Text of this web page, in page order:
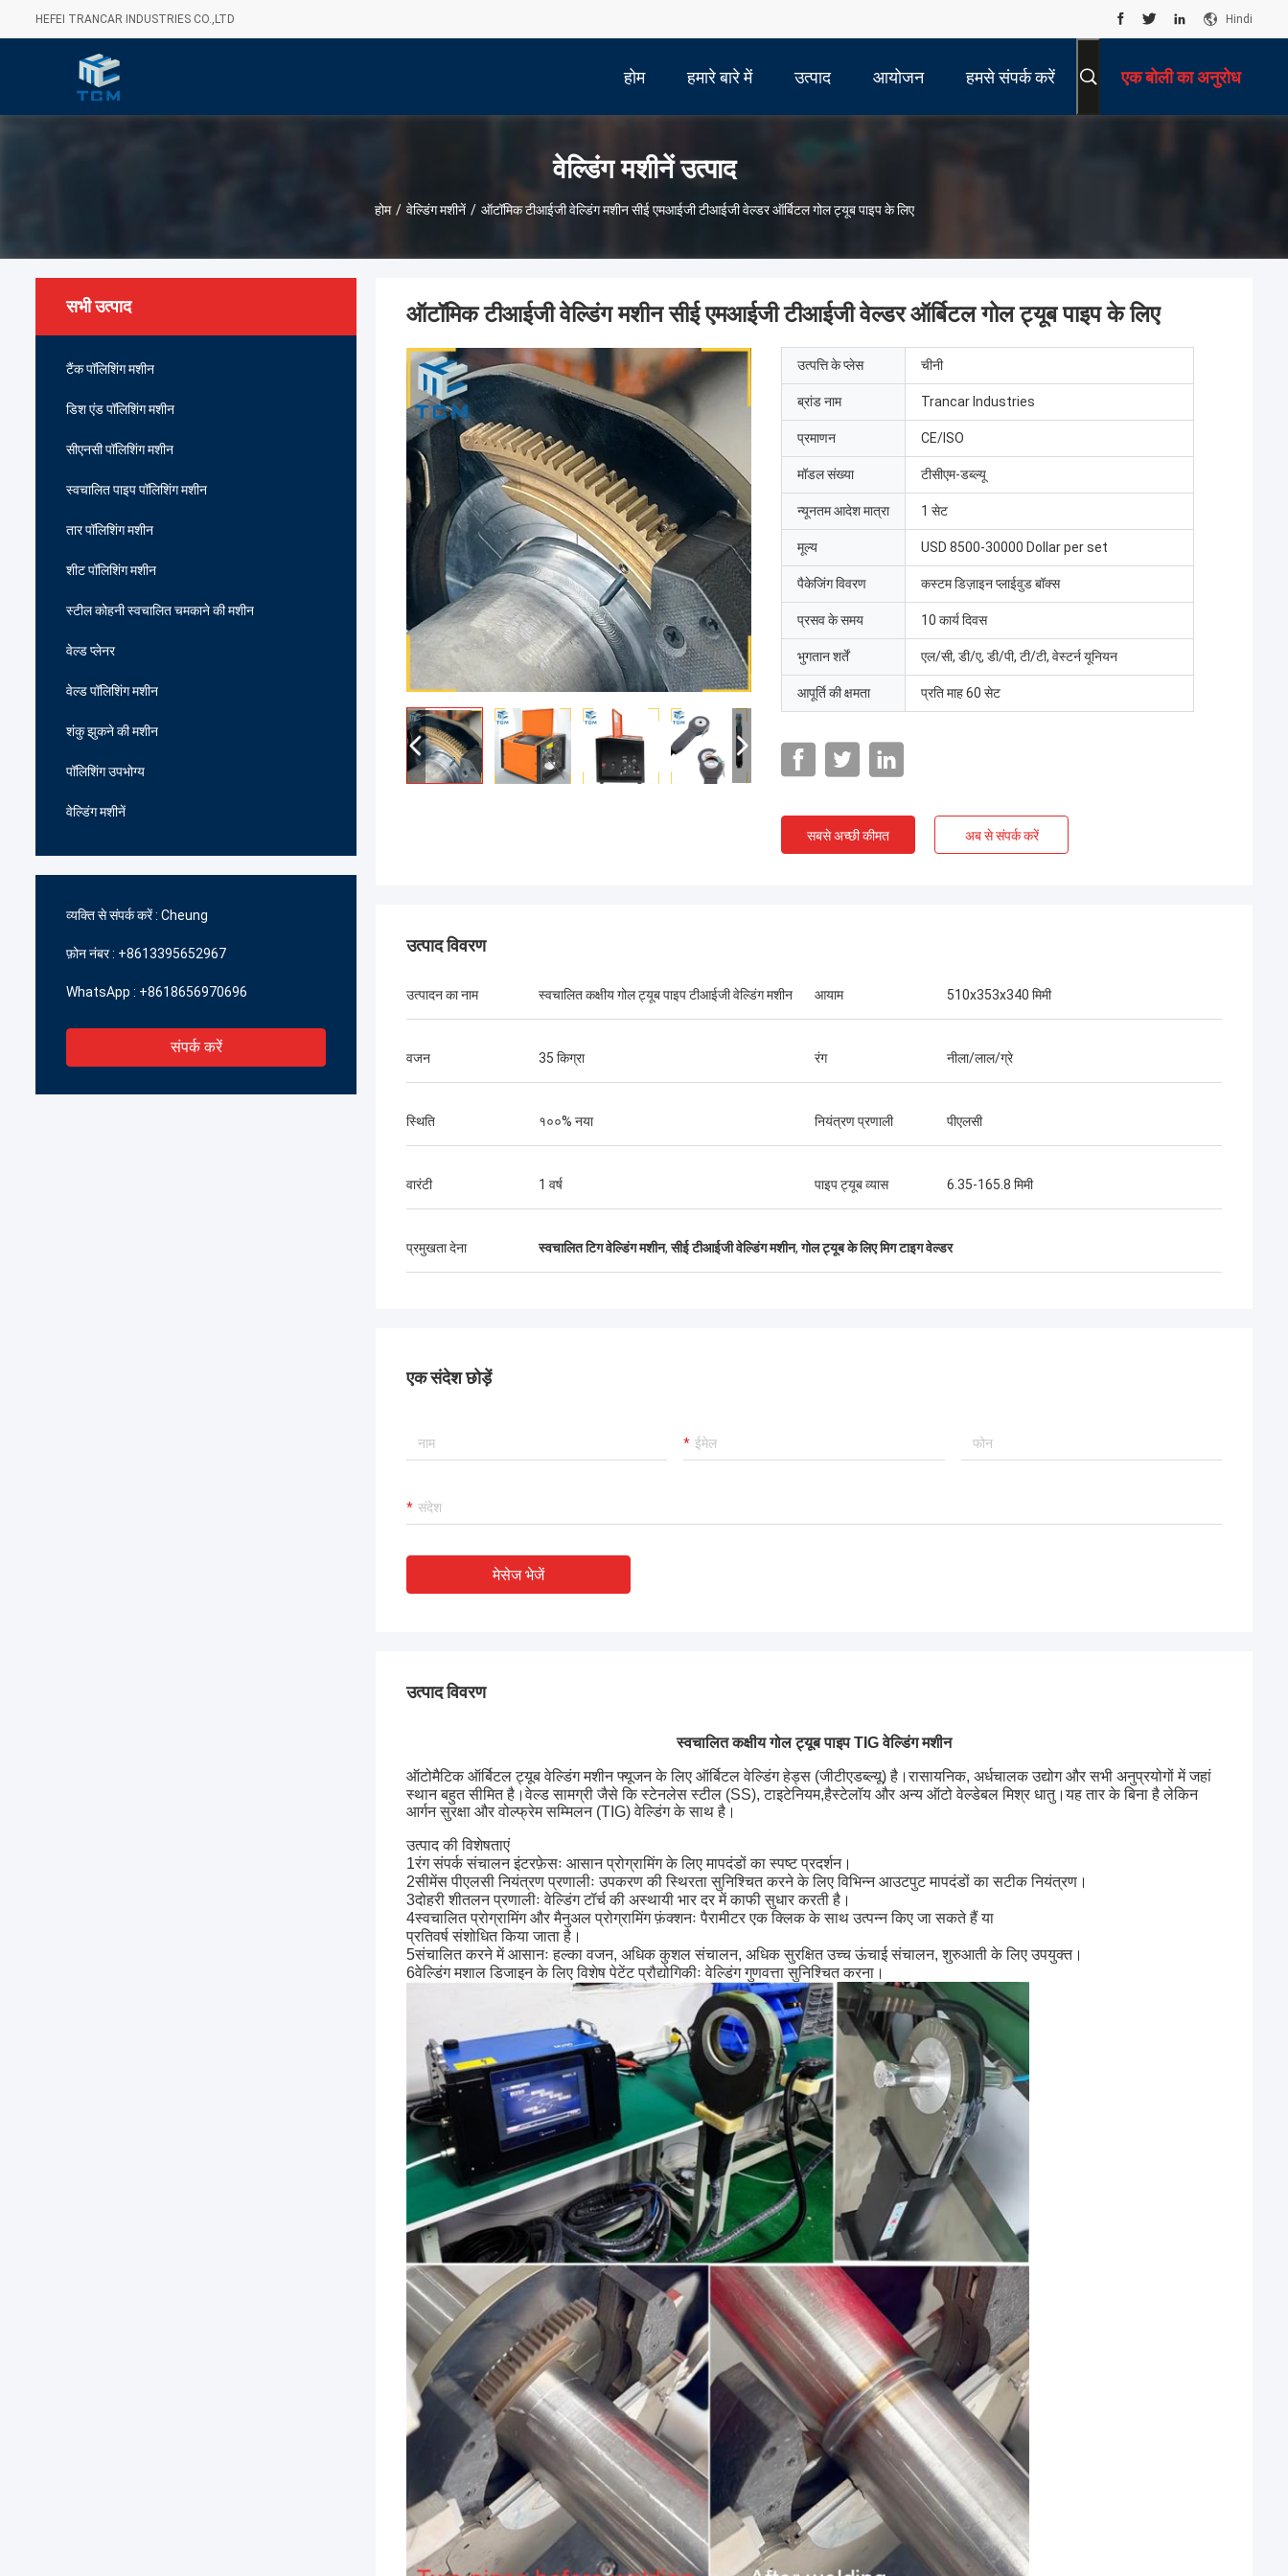
HEFEI TRANCAR INDUSTRIES CO.,LTD Hindi
होम हमारे बारे में उत्पाद आयोजन हमसे संपर्क करें एक बोली का अनुरोध
वेल्डिंग मशीनें उत्पाद
होम / वेल्डिंग मशीनें / ऑटॉमिक टीआईजी वेल्डिंग मशीन सीई एमआईजी टीआईजी वेल्डर ऑर्बिटल गोल ट्यूब पाइप के लिए
सभी उत्पाद
टैंक पॉलिशिंग मशीन
डिश एंड पॉलिशिंग मशीन
सीएनसी पॉलिशिंग मशीन
स्वचालित पाइप पॉलिशिंग मशीन
तार पॉलिशिंग मशीन
शीट पॉलिशिंग मशीन
स्टील कोहनी स्वचालित चमकाने की मशीन
वेल्ड प्लेनर
वेल्ड पॉलिशिंग मशीन
शंकु झुकने की मशीन
पॉलिशिंग उपभोग्य
वेल्डिंग मशीनें
व्यक्ति से संपर्क करें : Cheung
फ़ोन नंबर : +8613395652967
WhatsApp : +8618656970696
संपर्क करें
ऑटॉमिक टीआईजी वेल्डिंग मशीन सीई एमआईजी टीआईजी वेल्डर ऑर्बिटल गोल ट्यूब पाइप के लिए
उत्पत्ति के प्लेस चीनी
ब्रांड नाम Trancar Industries
प्रमाणन CE/ISO
मॉडल संख्या टीसीएम-डब्ल्यू
न्यूनतम आदेश मात्रा 1 सेट
मूल्य USD 8500-30000 Dollar per set
पैकेजिंग विवरण कस्टम डिज़ाइन प्लाईवुड बॉक्स
प्रसव के समय 10 कार्य दिवस
भुगतान शर्तें एल/सी, डी/ए, डी/पी, टी/टी, वेस्टर्न यूनियन
आपूर्ति की क्षमता प्रति माह 60 सेट
सबसे अच्छी कीमत अब से संपर्क करें
उत्पाद विवरण
उत्पादन का नाम स्वचालित कक्षीय गोल ट्यूब पाइप टीआईजी वेल्डिंग मशीन आयाम 510x353x340 मिमी
वजन 35 किग्रा रंग नीला/लाल/ग्रे
स्थिति १००% नया नियंत्रण प्रणाली पीएलसी
वारंटी 1 वर्ष पाइप ट्यूब व्यास 6.35-165.8 मिमी
प्रमुखता देना स्वचालित टिग वेल्डिंग मशीन,सीई टीआईजी वेल्डिंग मशीन,गोल ट्यूब के लिए मिग टाइग वेल्डर
एक संदेश छोड़ें
मेसेज भेजें
उत्पाद विवरण
स्वचालित कक्षीय गोल ट्यूब पाइप TIG वेल्डिंग मशीन
ऑटोमैटिक ऑर्बिटल ट्यूब वेल्डिंग मशीन फ्यूजन के लिए ऑर्बिटल वेल्डिंग हेड्स (जीटीएडब्ल्यू) है।रासायनिक, अर्धचालक उद्योग और सभी अनुप्रयोगों में जहां
स्थान बहुत सीमित है।वेल्ड सामग्री जैसे कि स्टेनलेस स्टील (SS), टाइटेनियम,हैस्टेलॉय और अन्य ऑटो वेल्डेबल मिश्र धातु।यह तार के बिना है लेकिन
आर्गन सुरक्षा और वोल्फ्रेम सम्मिलन (TIG) वेल्डिंग के साथ है।
उत्पाद की विशेषताएं
1रंग संपर्क संचालन इंटरफ़ेसः आसान प्रोग्रामिंग के लिए मापदंडों का स्पष्ट प्रदर्शन।
2सीमेंस पीएलसी नियंत्रण प्रणालीः उपकरण की स्थिरता सुनिश्चित करने के लिए विभिन्न आउटपुट मापदंडों का सटीक नियंत्रण।
3दोहरी शीतलन प्रणालीः वेल्डिंग टॉर्च की अस्थायी भार दर में काफी सुधार करती है।
4स्वचालित प्रोग्रामिंग और मैनुअल प्रोग्रामिंग फ़ंक्शनः पैरामीटर एक क्लिक के साथ उत्पन्न किए जा सकते हैं या
प्रतिवर्ष संशोधित किया जाता है।
5संचालित करने में आसानः हल्का वजन, अधिक कुशल संचालन, अधिक सुरक्षित उच्च ऊंचाई संचालन, शुरुआती के लिए उपयुक्त।
6वेल्डिंग मशाल डिजाइन के लिए विशेष पेटेंट प्रौद्योगिकीः वेल्डिंग गुणवत्ता सुनिश्चित करना।